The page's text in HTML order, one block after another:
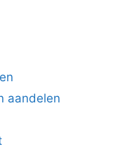
aandelen